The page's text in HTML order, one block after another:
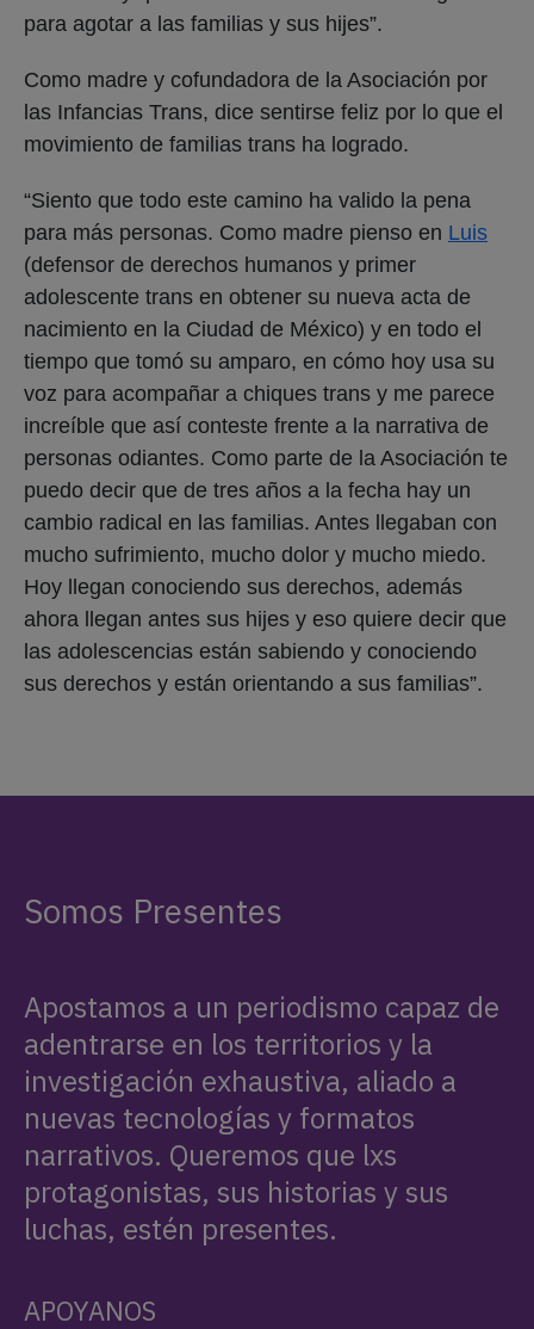
para agotar a las familias y sus hijes”.
Como madre y cofundadora de la Asociación por
las Infancias Trans, dice sentirse feliz por lo que el
movimiento de familias trans ha logrado.
“Siento que todo este camino ha valido la pena
para más personas. Como madre pienso en Luis
(defensor de derechos humanos y primer
adolescente trans en obtener su nueva acta de
nacimiento en la Ciudad de México) y en todo el
tiempo que tomó su amparo, en cómo hoy usa su
voz para acompañar a chiques trans y me parece
increíble que así conteste frente a la narrativa de
personas odiantes. Como parte de la Asociación te
puedo decir que de tres años a la fecha hay un
cambio radical en las familias. Antes llegaban con
mucho sufrimiento, mucho dolor y mucho miedo.
Hoy llegan conociendo sus derechos, además
ahora llegan antes sus hijes y eso quiere decir que
las adolescencias están sabiendo y conociendo
sus derechos y están orientando a sus familias”.
Somos Presentes
Apostamos a un periodismo capaz de
adentrarse en los territorios y la
investigación exhaustiva, aliado a
nuevas tecnologías y formatos
narrativos. Queremos que lxs
protagonistas, sus historias y sus
luchas, estén presentes.
APOYANOS